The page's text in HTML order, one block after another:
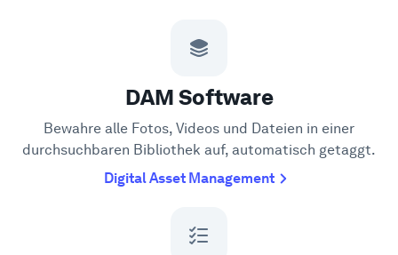
DAM Software
Bewahre alle Fotos, Videos und Dateien in einer
durchsuchbaren Bibliothek auf, automatisch getaggt.
Digital Asset Management